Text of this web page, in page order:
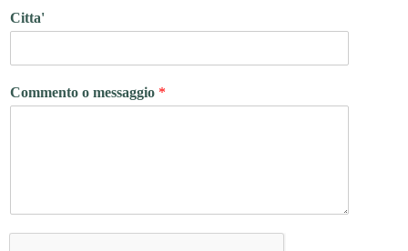
Citta'
Commento o messaggio *